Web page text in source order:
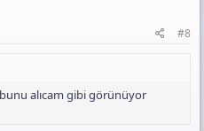
#8
alıcam gibi görünüyor